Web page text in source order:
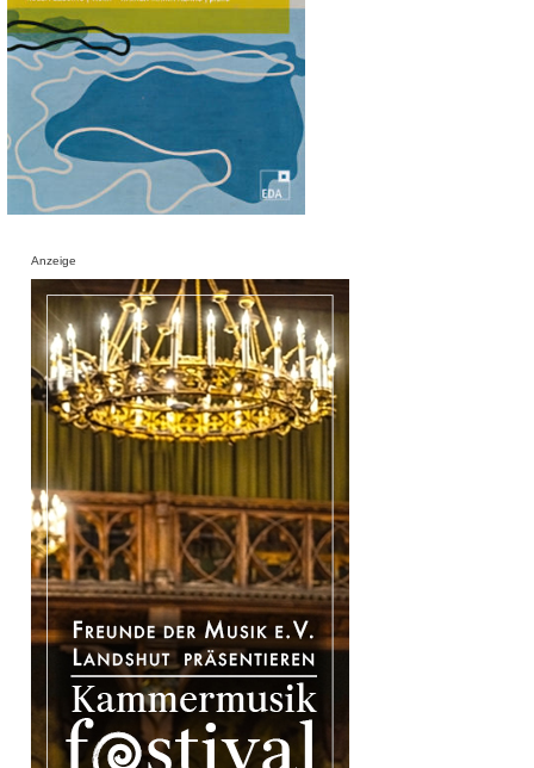
Anzeige